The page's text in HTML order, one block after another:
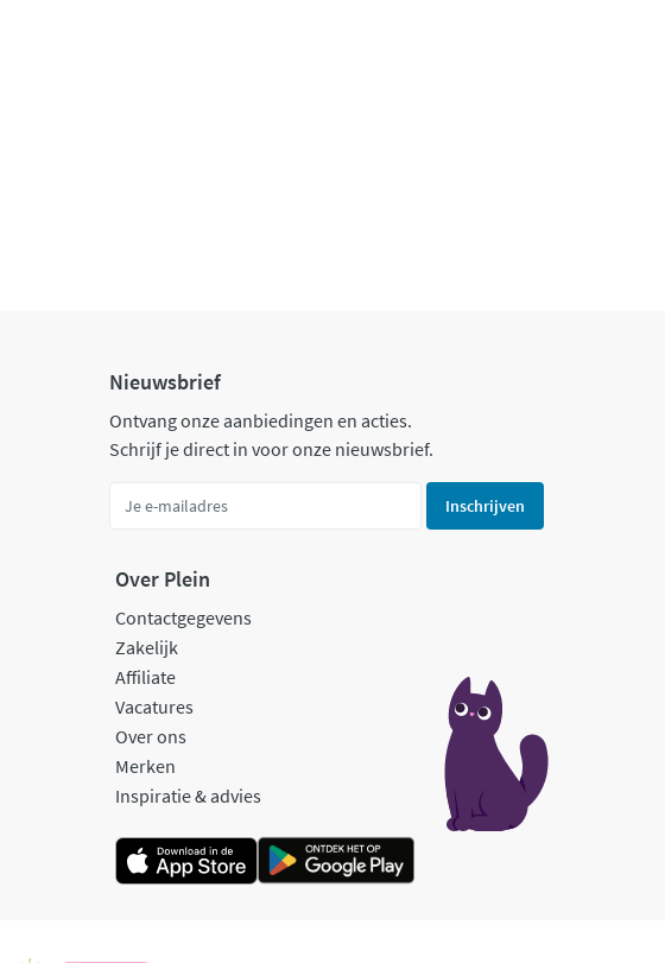
Nieuwsbrief
Ontvang onze aanbiedingen en acties.
Schrijf je direct in voor onze nieuwsbrief.
Inschrijven
Over Plein
Contactgegevens
Zakelijk
Affiliate
Vacatures
Over ons
Merken
Inspiratie & advies